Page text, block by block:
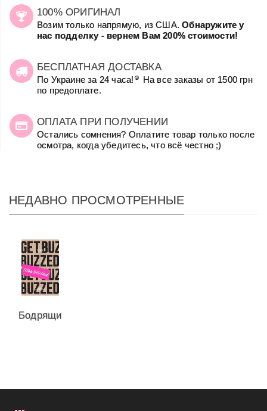
100% ОРИГИНАЛ
Возим только напрямую, из США.Обнаружите у
нас подделку - вернем Вам 200% стоимости!
БЕСПЛАТНАЯ ДОСТАВКА
По Украине за 24 часа! ☺
На все заказы от 1500 грн
по предоплате.
ОПЛАТА ПРИ ПОЛУЧЕНИИ
Остались сомнения? Оплатите товар только после
осмотра, когда убедитесь, что всё честно ;)
НЕДАВНО ПРОСМОТРЕННЫЕ
Бодрящий